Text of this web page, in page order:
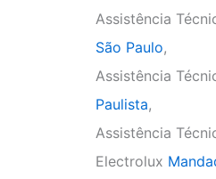
Assistência
São Paulo,
Assistência
Paulista,
Assistência
Electrolux